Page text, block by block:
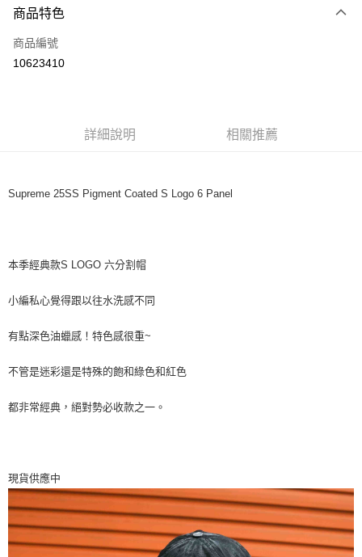
信用卡一次付款
超商取貨付款
每筆NT$60，滿NT$1,500(含以上)免運費
每筆NT$80，滿NT$1,000(含以上)免運費
宅配(自取)
免運費
商品特色
商品編號
10623410
詳細說明 相關推薦
Supreme 25SS Pigment Coated S Logo 6 Panel
本季經典款S LOGO 六分割帽
小編私心覺得跟以往水洗感不同
有點深色油蠟感！特色感很重~
不管是迷彩還是特殊的飽和綠色和紅色
都非常經典，絕對勢必收款之一。
現貨供應中